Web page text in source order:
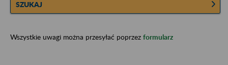
SZUKAJ
Wszystkie uwagi można przesyłać poprzez formularz